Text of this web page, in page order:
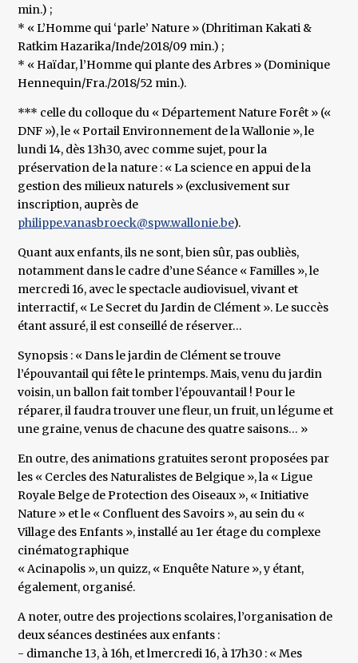
min.) ;
* « L’Homme qui ‘parle’ Nature » (Dhritiman Kakati &
Ratkim Hazarika/Inde/2018/09 min.) ;
* « Haïdar, l’Homme qui plante des Arbres » (Dominique
Hennequin/Fra./2018/52 min.).
*** celle du colloque du « Département Nature Forêt » («
DNF »), le « Portail Environnement de la Wallonie », le
lundi 14, dès 13h30, avec comme sujet, pour la
préservation de la nature : « La science en appui de la
gestion des milieux naturels » (exclusivement sur
inscription, auprès de
philippe.vanasbroeck@spw.wallonie.be).
Quant aux enfants, ils ne sont, bien sûr, pas oubliès,
notamment dans le cadre d’une Séance « Familles », le
mercredi 16, avec le spectacle audiovisuel, vivant et
interractif, « Le Secret du Jardin de Clément ». Le succès
étant assuré, il est conseillé de réserver…
Synopsis : « Dans le jardin de Clément se trouve
l’épouvantail qui fête le printemps. Mais, venu du jardin
voisin, un ballon fait tomber l’épouvantail ! Pour le
réparer, il faudra trouver une fleur, un fruit, un légume et
une graine, venus de chacune des quatre saisons… »
En outre, des animations gratuites seront proposées par
les « Cercles des Naturalistes de Belgique », la « Ligue
Royale Belge de Protection des Oiseaux », « Initiative
Nature » et le « Confluent des Savoirs », au sein du «
Village des Enfants », installé au 1er étage du complexe
cinématographique
« Acinapolis », un quizz, « Enquête Nature », y étant,
également, organisé.
A noter, outre des projections scolaires, l’organisation de
deux séances destinées aux enfants :
- dimanche 13, à 16h, et lmercredi 16, à 17h30 : « Mes